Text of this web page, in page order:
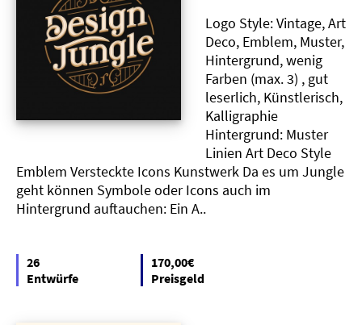
Logo Style: Vintage, Art
Deco, Emblem, Muster,
Hintergrund, wenig
Farben (max. 3) , gut
leserlich, Künstlerisch,
Kalligraphie
Hintergrund: Muster
Linien Art Deco Style
Emblem Versteckte Icons Kunstwerk Da es um Jungle
geht können Symbole oder Icons auch im
Hintergrund auftauchen: Ein A..
26
Entwürfe
170,00€
Preisgeld